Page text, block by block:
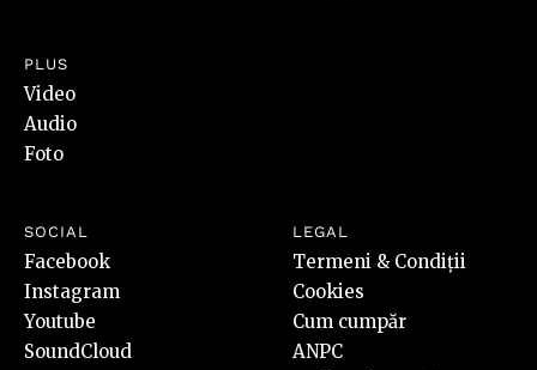
PLUS
Video
Audio
Foto
SOCIAL
Facebook
Instagram
Youtube
SoundCloud
LEGAL
Termeni & Condiții
Cookies
Cum cumpăr
ANPC